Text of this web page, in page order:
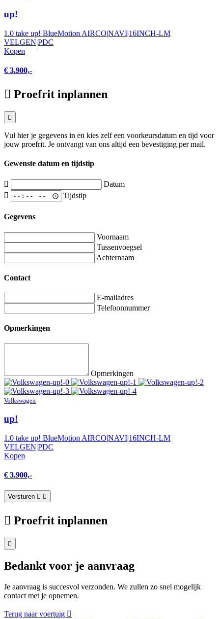
up!
1.0 take up! BlueMotion AIRCO|NAVI|16INCH-LM
VELGEN|PDC
Kopen
€ 3.900,-
Proefrit inplannen
Vul hier je gegevens in en kies zelf een voorkeursdatum en tijd voor
jouw proefrit. Je ontvangt van ons altijd een bevestiging per mail.
Gewenste datum en tijdstip
Datum
Tijdstip
Gegevens
Voornaam
Tussenvoegsel
Achternaam
Contact
E-mailadres
Telefoonnummer
Opmerkingen
Opmerkingen
Volkswagen
up!
1.0 take up! BlueMotion AIRCO|NAVI|16INCH-LM
VELGEN|PDC
Kopen
€ 3.900,-
Versturen
Proefrit inplannen
Bedankt voor je aanvraag
Je aanvraag is succesvol verzonden. We zullen zo snel mogelijk
contact met je opnemen.
Terug naar voertuig